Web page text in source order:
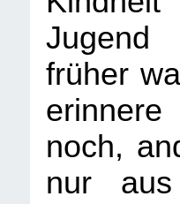
früher
noch,
nur aus